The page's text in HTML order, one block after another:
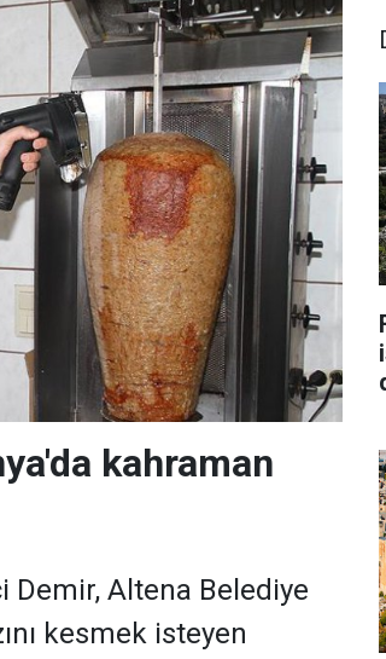
kahraman
Demir, Altena Belediye
kesmek isteyen